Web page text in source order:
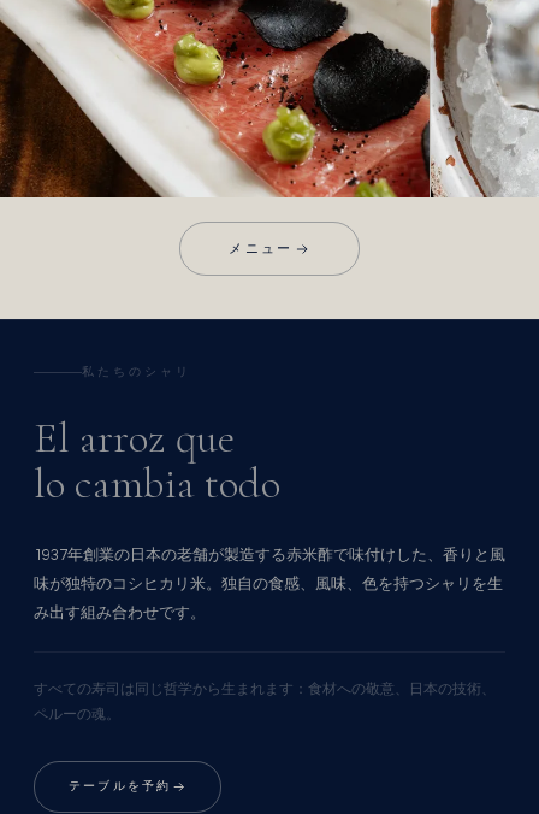
Carpaccio de ventresca Bluefin trufado, kizami, wasabi y crema de
メニュー
私たちのシャリ
El arroz que
lo cambia todo
1937年創業の日本の老舗が製造する赤米酢で味付けした、香りと風
味が独特のコシヒカリ米。独自の食感、風味、色を持つシャリを生
み出す組み合わせです。
すべての寿司は同じ哲学から生まれます：食材への敬意、日本の技術、
ペルーの魂。
テーブルを予約